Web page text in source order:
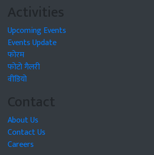
Activities
Upcoming Events
Events Update
फोरम
फोटो गैलरी
वीडियो
Contact
About Us
Contact Us
Careers